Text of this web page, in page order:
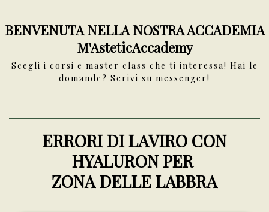
BENVENUTA NELLA NOSTRA ACCADEMIA
M'AsteticAccademy
Scegli i corsi e master class che ti interessa! Hai le
domande? Scrivi su messenger!
ERRORI DI LAVIRO CON
HYALURON PER
ZONA DELLE LABBRA